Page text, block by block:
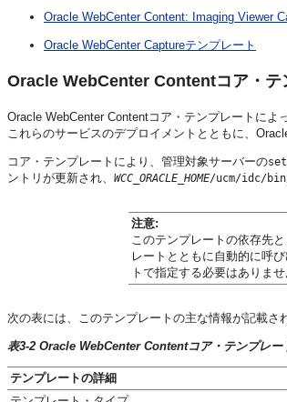
Oracle WebCenter Content: Imaging Viewer
Oracle WebCenter Captureテンプレート
Oracle WebCenter Contentコア・テ
Oracle WebCenter Contentコア・テンプレートによ
これらのサービスのデプロイメントとともに、
コア・テンプレートにより、管理対象サーバーの
ントリが更新され、 WCC_ORACLE_HOME/ucm/idc/bin/
注意:
このテンプレートの依存先
レートとともに自動的に呼
トで指定する必要はありませ
次の表には、このテンプレートの主な情報が記載さ
表3-2 Oracle WebCenter Contentコア・テンプレー
テンプレートの詳細